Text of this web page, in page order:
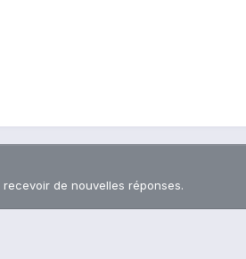
de nouvelles réponses.